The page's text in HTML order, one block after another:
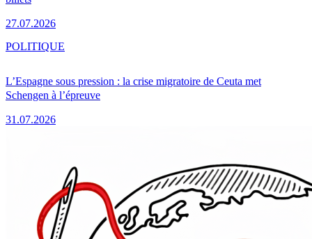
27.07.2026
L’Espagne sous pression : la crise migratoire de Ceuta met
Schengen à l’épreuve
31.07.2026
POLITIQUE